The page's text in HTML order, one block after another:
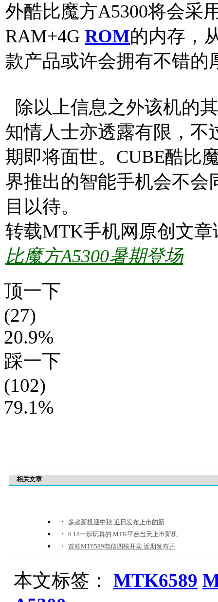
外酷比魔方A5300将会采
RAM+4G ROM的内存，
款产品或许会拥有不错的
除以上信息之外该机的
知情人士亦透露有限，不
期即将面世。CUBE酷比
界推出的智能手机会不会
目以待。
转载MTK手机网原创文
比魔方A5300暑期登场
顶一下
(27)
20.9%
踩一下
(102)
79.1%
相关文章
· 多款新机迎中秋 近日发布上市的新
· 6.18一起玩真的 MTK平台当天上市新机
· 首款MT6589电信四核开卖 近期发布开
本文标签： MTK6589